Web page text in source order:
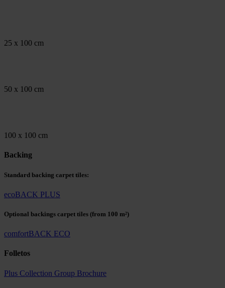
25 x 100 cm
50 x 100 cm
100 x 100 cm
Backing
Standard backing carpet tiles:
ecoBACK PLUS
Optional backings carpet tiles (from 100 m²)
comfortBACK ECO
Folletos
Plus Collection Group Brochure